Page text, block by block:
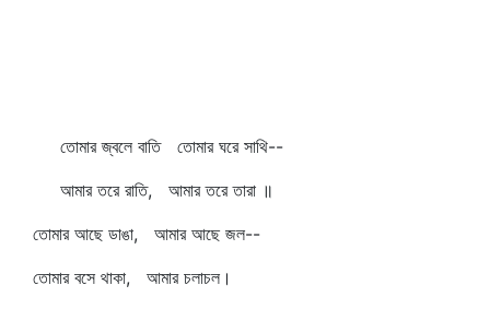
তোমার জ্বলে বাতি তোমার ঘরে সাথি--
আমার তরে রাতি, আমার তরে তারা ॥
তোমার আছে ডাঙা, আমার আছে জল--
তোমার বসে থাকা, আমার চলাচল।